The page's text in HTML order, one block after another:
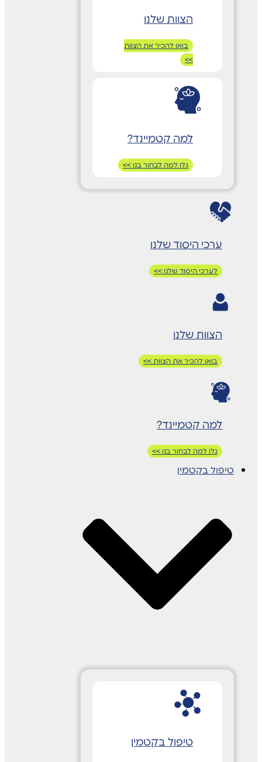
הצוות שלנו
בואו להכיר את הצוות
>>
למה קטמיינד?
גלו למה לבחור בנו >>
ערכי היסוד שלנו
לערכי היסוד שלנו >>
הצוות שלנו
בואו להכיר את הצוות >>
למה קטמיינד?
גלו למה לבחור בנו >>
טיפול בקטמין
טיפול בקטמין